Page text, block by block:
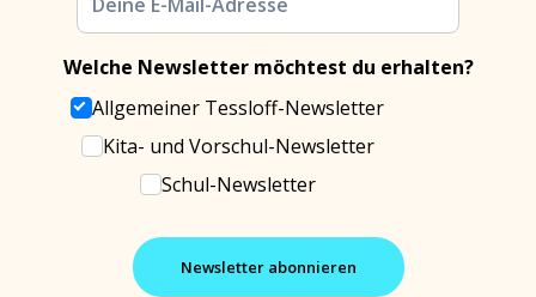
Welche Newsletter möchtest du erhalten?
Allgemeiner Tessloff-Newsletter
Kita- und Vorschul-Newsletter
Schul-Newsletter